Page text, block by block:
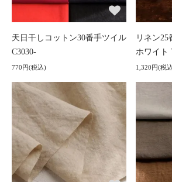
天日干しコットン30番手ツイル
C3030-
770円(税込)
リネン
ホワイト
1,320円(税